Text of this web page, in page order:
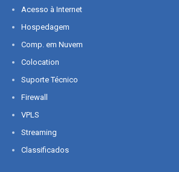
Acesso à Internet
Hospedagem
Comp. em Nuvem
Colocation
Suporte Técnico
Firewall
VPLS
Streaming
Classificados